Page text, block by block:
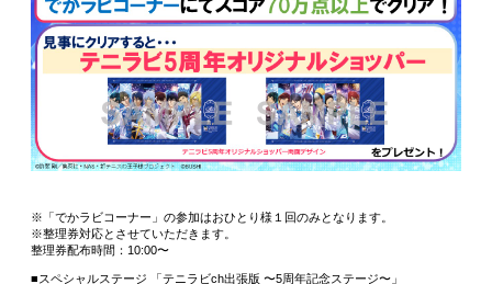
※「でかラビコーナー」の参加はおひとり様１回のみとなります。
※整理券対応とさせていただきます。
整理券配布時間：10:00〜
■スペシャルステージ 「テニラビch出張版 〜5周年記念ステージ〜」